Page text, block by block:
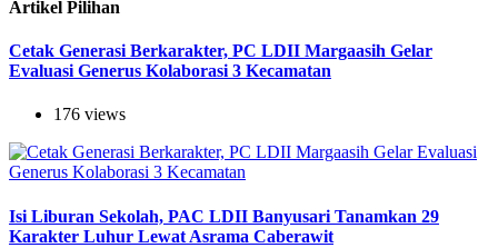
Artikel Pilihan
Cetak Generasi Berkarakter, PC LDII Margaasih Gelar
Evaluasi Generus Kolaborasi 3 Kecamatan
176 views
Isi Liburan Sekolah, PAC LDII Banyusari Tanamkan 29
Karakter Luhur Lewat Asrama Caberawit